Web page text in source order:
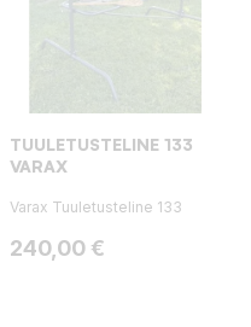
TUULETUSTELINE 133
VARAX
Varax Tuuletusteline 133
Hinta
240,00 €